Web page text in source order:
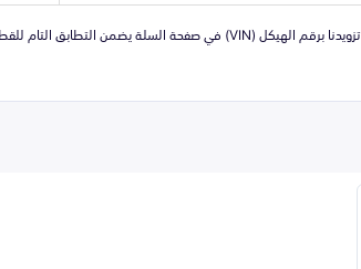
تزويدنا برقم الهيكل (VIN) في صفحة السلة يضمن التطابق التام للقطعة مع سيارتك